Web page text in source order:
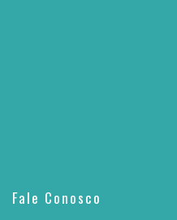
Fale Conosco